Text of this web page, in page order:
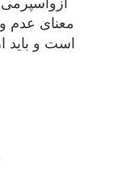
معنای عدم
است و باید